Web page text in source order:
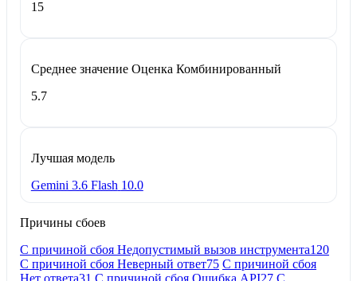
15
Среднее значение Оценка Комбинированный
5.7
Лучшая модель
Gemini 3.6 Flash 10.0
Причины сбоев
С причиной сбоя Недопустимый вызов инструмента120
С причиной сбоя Неверный ответ75 С причиной сбоя